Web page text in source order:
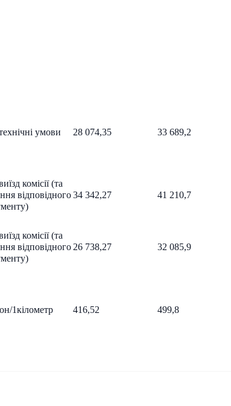
умови 28 074,35 33 689,2
комісії (та
відповідного34 342,27 41 210,7
комісії (та
відповідного 26 738,27 32 085,9
1кілометр 416,52 499,8